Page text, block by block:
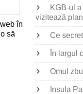
în
să
KGB-ul
vizitează
Ce
În largul
Omul
Insula